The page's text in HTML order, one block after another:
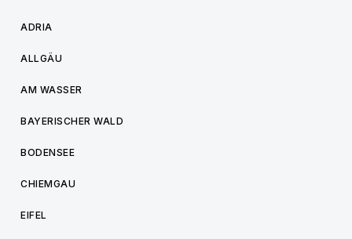
ADRIA
ALLGÄU
AM WASSER
BAYERISCHER WALD
BODENSEE
CHIEMGAU
EIFEL